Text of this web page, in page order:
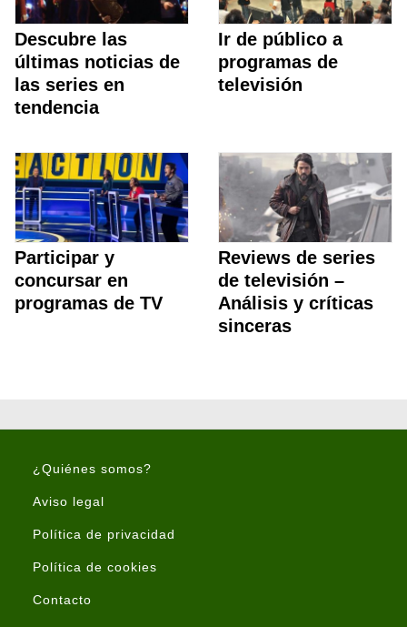
Descubre las
últimas noticias de
las series en
tendencia
Ir de público a
programas de
televisión
Participar y
concursar en
programas de TV
Reviews de series
de televisión –
Análisis y críticas
sinceras
¿Quiénes somos?
Aviso legal
Política de privacidad
Política de cookies
Contacto